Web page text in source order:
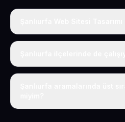
Şanlıurfa dahil Türkiye’nin her
Elbette; Şanlıurfa iline bağlı